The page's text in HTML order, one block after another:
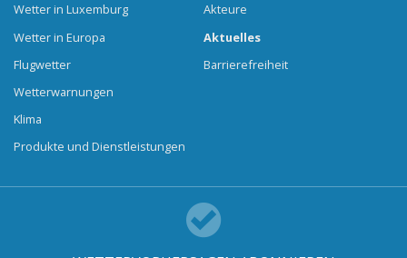
Wetter in Luxemburg
Wetter in Europa
Flugwetter
Wetterwarnungen
Klima
Produkte und Dienstleistungen
Akteure
Aktuelles
Barrierefreiheit